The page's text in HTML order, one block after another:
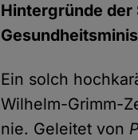
Hintergründe der
Ein solch
Wilhelm-Grimm-
nie. Geleitet von